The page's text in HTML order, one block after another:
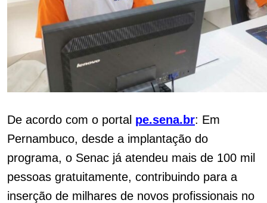
De acordo com o portal pe.sena.br: Em
Pernambuco, desde a implantação do
programa, o Senac já atendeu mais de 100 mil
pessoas gratuitamente, contribuindo para a
inserção de milhares de novos profissionais no